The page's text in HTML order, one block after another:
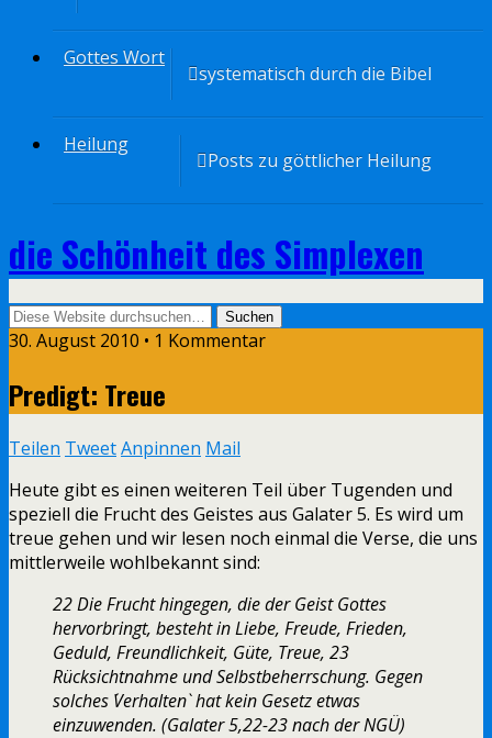
Gottes Wort
systematisch durch die Bibel
Heilung
Posts zu göttlicher Heilung
die Schönheit des Simplexen
30. August 2010 • 1 Kommentar
Predigt: Treue
Teilen TweetAnpinnen Mail
Heute gibt es einen weiteren Teil über Tugenden und
speziell die Frucht des Geistes aus Galater 5. Es wird um
treue gehen und wir lesen noch einmal die Verse, die uns
mittlerweile wohlbekannt sind:
22 Die Frucht hingegen, die der Geist Gottes
hervorbringt, besteht in Liebe, Freude, Frieden,
Geduld, Freundlichkeit, Güte, Treue, 23
Rücksichtnahme und Selbstbeherrschung. Gegen
solches ´Verhalten` hat kein Gesetz etwas
einzuwenden. (Galater 5,22-23 nach der NGÜ)